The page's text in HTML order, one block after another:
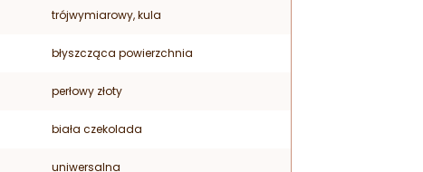
trójwymiarowy, kula
błyszcząca powierzchnia
perłowy złoty
biała czekolada
uniwersalna